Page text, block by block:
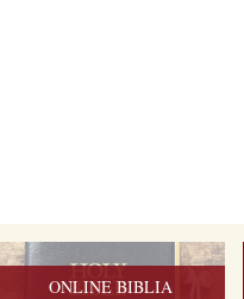
ONLINE BIBLIA